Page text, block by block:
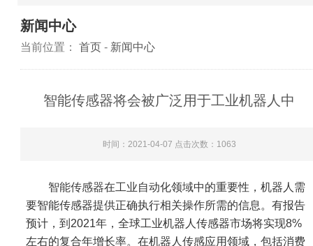
新闻中心
当前位置：首页 - 新闻中心
智能传感器将会被广泛用于工业机器人中
时间：2021-04-07 点击次数： 1063
智能传感器在工业自动化领域中的重要性，机器人需
要智能传感器提供正确执行相关操作所需的信息。有报告
预计，到2021年，全球工业机器人传感器市场将实现8%
左右的复合年增长率。在机器人传感应用领域，包括消费